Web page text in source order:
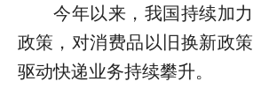
今年以来，我国持续加力
政策，对消费品以旧换新政
驱动快递业务持续攀升。